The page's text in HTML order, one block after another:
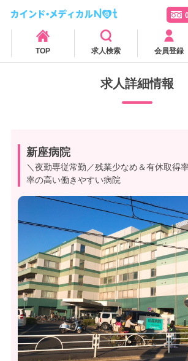
TOP 求人検索 会員登録
求人詳細情報
新座病院
＼夜勤専従常勤／残業少なめ＆有休取得
率の高い働きやすい病院